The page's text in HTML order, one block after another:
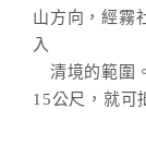
山方向，經霧
入
清境的範圍
15公尺，就可